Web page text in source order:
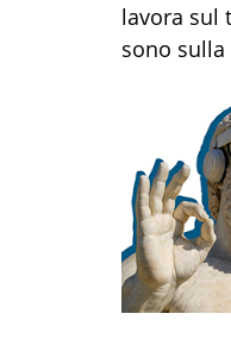
lavora sul
sono sulla